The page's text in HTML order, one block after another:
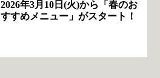
2026年3月10日(火)から「春のお
すすめメニュー」がスタート！